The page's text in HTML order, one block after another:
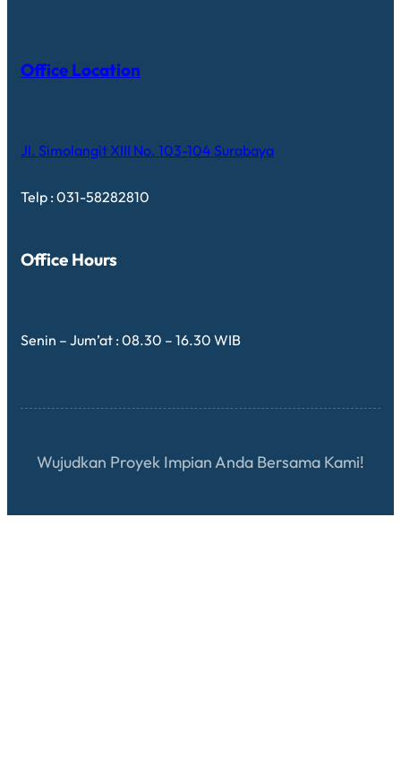
Office Location
Jl. Simolangit XIII No. 103-104 Surabaya
Telp : 031-58282810
Office Hours
Senin – Jum’at : 08.30 – 16.30 WIB
Wujudkan Proyek Impian Anda Bersama Kami!